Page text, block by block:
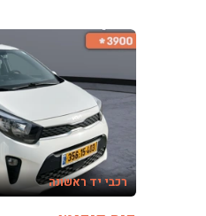
רכבי יד ראשונה